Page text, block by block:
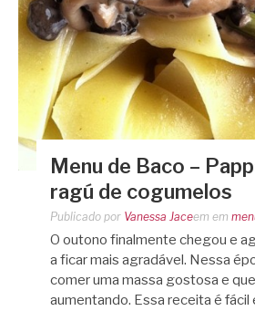
Menu de Baco –
ragú de cogumelos
Publicado por Vanessa Jaceem em
O outono finalmente chegou e
a ficar mais agradável. Nessa
comer uma massa gostosa e
aumentando. Essa receita é fácil